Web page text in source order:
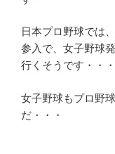
日本プロ野球では
参入で、女子野球
行くそうです・・・
女子野球もプロ野
だ・・・